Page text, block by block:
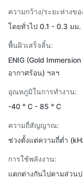
ความกว้าง/ระยะห่างขอ
โดยทั่วไป 0.1 - 0.3 มม
พื้นผิวเสร็จสิ้น:
ENIG (Gold
อากาศร้อน) ฯลฯ
อุณหภูมิในการทำงาน:
-40 ° C - 85 ° C
ความถี่สัญญาณ:
ช่วงตั้งแต่ความถี่ต่ำ
การใช้พลังงาน:
แตกต่างกันไปตามส่วน